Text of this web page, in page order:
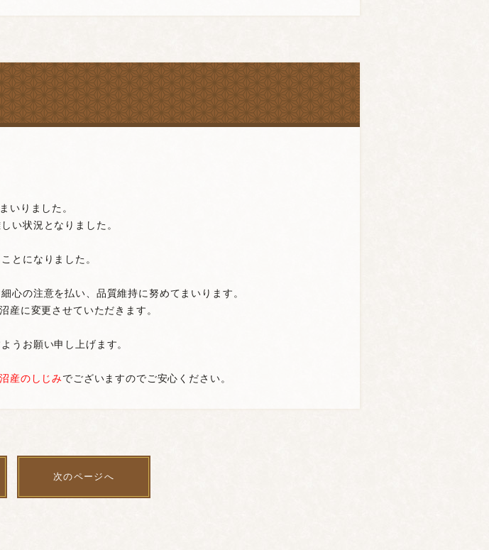
いりました。
い状況となりました。
とになりました。
心の注意を払い、品質維持に努めてまいります。
産に変更させていただきます。
うお願い申し上げます。
産のしじみでございますのでご安心ください。
次のページへ